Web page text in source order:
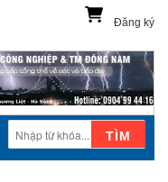
Đăng ký
TÌM